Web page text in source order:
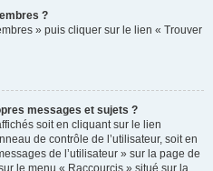
?
» puis cliquer sur le lien « Trouver
messages et sujets ?
soit en cliquant sur le lien
de contrôle de l’utilisateur, soit en
de l’utilisateur » sur la page de
le menu « Raccourcis » situé sur la